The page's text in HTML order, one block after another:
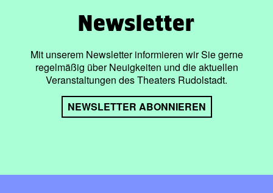
Newsletter
Mit unserem Newsletter informieren wir Sie gerne
regelmäßig über Neuigkeiten und die aktuellen
Veranstaltungen des Theaters Rudolstadt.
NEWSLETTER ABONNIEREN